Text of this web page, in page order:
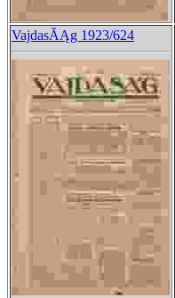
VajdasĂĄg 1923/624